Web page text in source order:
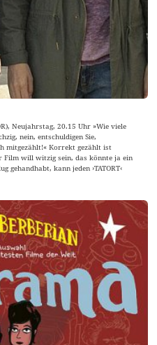
Neujahrstag, 20.15 Uhr »Wie viele
nein, entschuldigen Sie,
mitgezählt!« Korrekt gezählt ist
Film will witzig sein, das könnte ja ein
kann jeden ›TATORT‹